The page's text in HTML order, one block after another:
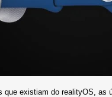
que existiam do realityOS, as